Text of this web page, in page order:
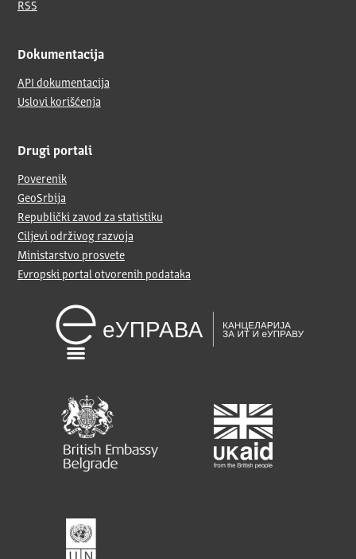
RSS
Dokumentacija
API dokumentacija
Uslovi korišćenja
Drugi portali
Poverenik
GeoSrbija
Republički zavod za statistiku
Ciljevi održivog razvoja
Ministarstvo prosvete
Evropski portal otvorenih podataka